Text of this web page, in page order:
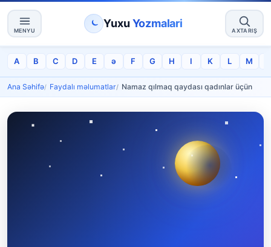
MENYU
Yuxu Yozmalari
AXTARIŞ
A B C D E ə F G H I K L M
Ana Səhifə Faydalı məlumatlar Namaz qılmaq qaydası qadınlar üçün